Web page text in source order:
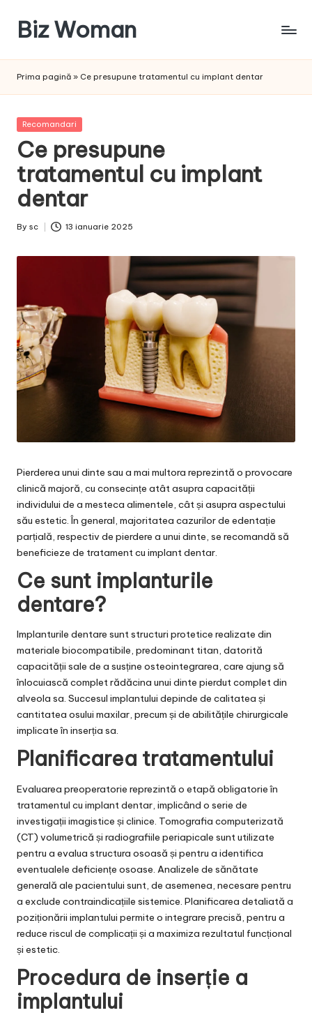
content
Biz Woman
succesul
Prima pagină » Ce presupune tratamentul cu implant dentar
Posted
Recomandari
Ce presupune
tratamentul cu implant
dentar
Posted
By sc 13 ianuarie 2025
Pierderea unui dinte sau a mai multora reprezintă o provocare
clinică majoră, cu consecințe atât asupra capacității
individului de a mesteca alimentele, cât și asupra aspectului
său estetic. În general, majoritatea cazurilor de edentație
parțială, respectiv de pierdere a unui dinte, se recomandă să
beneficieze de tratament cu implant dentar.
Ce sunt implanturile
dentare?
Implanturile dentare sunt structuri protetice realizate din
materiale biocompatibile, predominant titan, datorită
capacității sale de a susține osteointegrarea, care ajung să
înlocuiască complet rădăcina unui dinte pierdut complet din
alveola sa. Succesul implantului depinde de calitatea și
cantitatea osului maxilar, precum și de abilitățile chirurgicale
implicate în inserția sa.
Planificarea tratamentului
Evaluarea preoperatorie reprezintă o etapă obligatorie în
tratamentul cu implant dentar, implicând o serie de
investigații imagistice și clinice. Tomografia computerizată
(CT) volumetrică și radiografiile periapicale sunt utilizate
pentru a evalua structura osoasă și pentru a identifica
eventualele deficiențe osoase. Analizele de sănătate
generală ale pacientului sunt, de asemenea, necesare pentru
a exclude contraindicațiile sistemice. Planificarea detaliată a
poziționării implantului permite o integrare precisă, pentru a
reduce riscul de complicații și a maximiza rezultatul funcțional
și estetic.
Procedura de inserție a
implantului